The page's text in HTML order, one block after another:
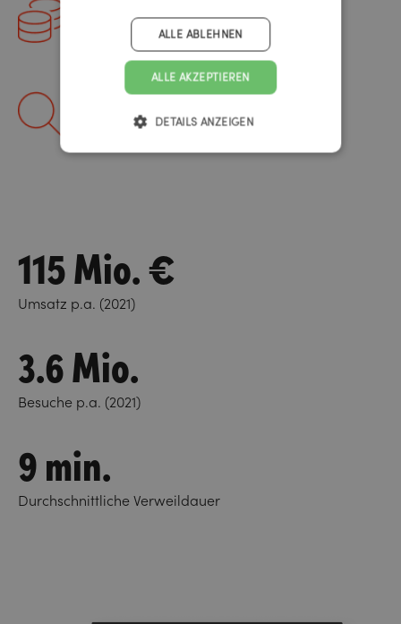
vom Goldkurs wird im Warenkorb
berücksichtigt
115 Mio. €
Umsatz p.a. (2021)
3.6 Mio.
Besuche p.a. (2021)
9 min.
Durchschnittliche Verweildauer
ALLE AKZEPTIEREN
ALLE ABLEHNEN
DETAILS ANZEIGEN